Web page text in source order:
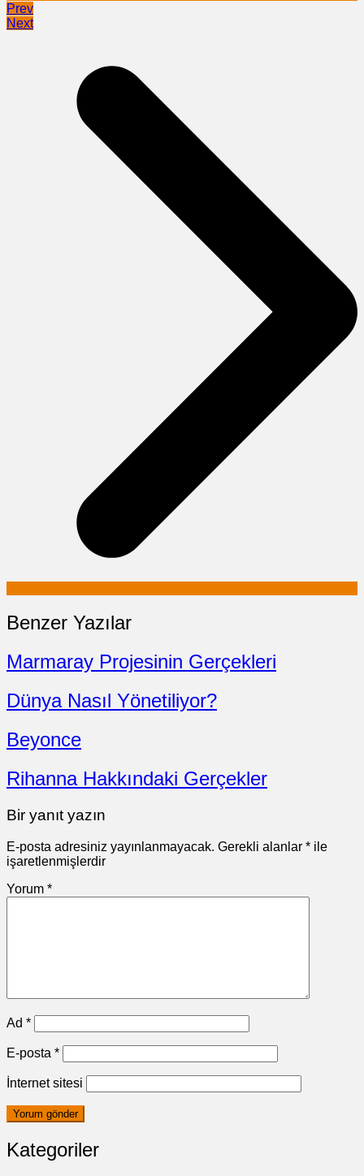
Prev
Next
Benzer Yazılar
Marmaray Projesinin Gerçekleri
Dünya Nasıl Yönetiliyor?
Beyonce
Rihanna Hakkındaki Gerçekler
Bir yanıt yazın
E-posta adresiniz yayınlanmayacak. Gerekli alanlar * ile
işaretlenmişlerdir
Yorum *
Ad *
E-posta *
İnternet sitesi
Kategoriler